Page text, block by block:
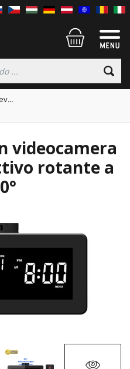
...
videocamera
rotante a